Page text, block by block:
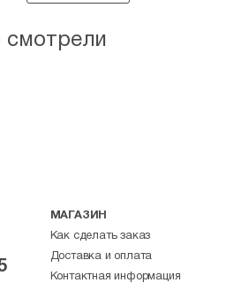
смотрели
МАГАЗИН
Как сделать заказ
Доставка и оплата
Контактная информация